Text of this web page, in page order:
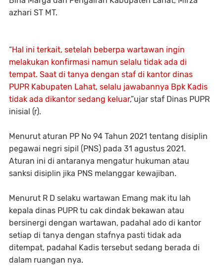
azhari ST MT.
“Hal ini terkait, setelah beberpa wartawan ingin
melakukan konfirmasi namun selalu tidak ada di
tempat. Saat di tanya dengan staf di kantor dinas
PUPR Kabupaten Lahat, selalu jawabannya Bpk Kadis
tidak ada dikantor sedang keluar,”ujar staf Dinas PUPR
inisial (r).
Menurut aturan PP No 94 Tahun 2021 tentang disiplin
pegawai negri sipil (PNS) pada 31 agustus 2021.
Aturan ini di antaranya mengatur hukuman atau
sanksi disiplin jika PNS melanggar kewajiban.
Menurut R D selaku wartawan Emang mak itu lah
kepala dinas PUPR tu cak dindak bekawan atau
bersinergi dengan wartawan, padahal ado di kantor
setiap di tanya dengan stafnya pasti tidak ada
ditempat, padahal Kadis tersebut sedang berada di
dalam ruangan nya.